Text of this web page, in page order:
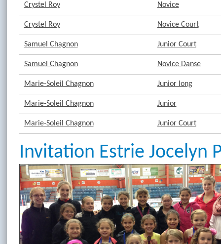
Crystel Roy Novice
Crystel Roy Novice Court
Samuel Chagnon Junior Court
Samuel Chagnon Novice Danse
Marie-Soleil Chagnon Junior long
Marie-Soleil Chagnon Junior
Marie-Soleil Chagnon Junior Court
Invitation Estrie Jocelyn